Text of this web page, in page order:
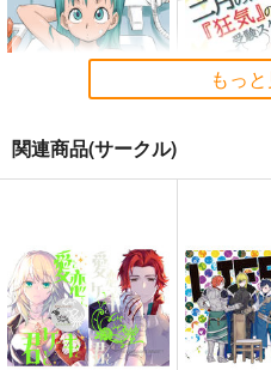
お子様ランチ
セール中
550円（税込）
その他
ブルマ
高瀬志帆
専売
オリジナル
佐倉麻衣
もっと
関連商品(サークル)